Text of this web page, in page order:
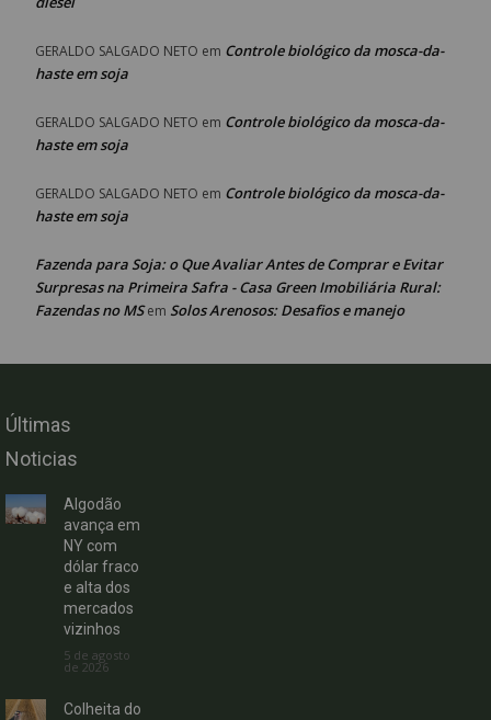
GERALDO SALGADO NETO em Controle biológico da mosca-da-
haste em soja
GERALDO SALGADO NETO em Controle biológico da mosca-da-
haste em soja
GERALDO SALGADO NETO em Controle biológico da mosca-da-
haste em soja
Fazenda para Soja: o Que Avaliar Antes de Comprar e Evitar
Surpresas na Primeira Safra - Casa Green Imobiliária Rural:
Fazendas no MSem Solos Arenosos: Desafios e manejo
Últimas
Noticias
Algodão
avança em
NY com
dólar fraco
e alta dos
mercados
vizinhos
5 de agosto
de 2026
Colheita do